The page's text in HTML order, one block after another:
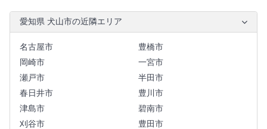
愛知県 犬山市の近隣エリア
名古屋市
豊橋市
岡崎市
一宮市
瀬戸市
半田市
春日井市
豊川市
津島市
碧南市
刈谷市
豊田市